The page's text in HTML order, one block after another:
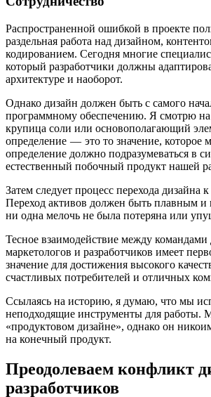
Распространенной ошибкой в проекте
раздельная работа над дизайном,
кодированием. Сегодня многие
который разработчики должны
архитектуре и наоборот.
Однако дизайн должен быть с самого
программному обеспечению. Я смотрю на
крупица соли или основополагающий
определение — это то значение, которое
определение должно подразумеваться в
естественный побочный продукт нашей
Затем следует процесс перехода дизайна
Переход активов должен быть плавным
ни одна мелочь не была потеряна или
Тесное взаимодействие между командами
маркетологов и разработчиков имеет
значение для достижения высокого
счастливых потребителей и отличных
Ссылаясь на историю, я думаю, что мы
неподходящие инструменты для работы.
«продуктовом дизайне», однако он
на конечный продукт.
Преодолеваем конфликт
разработчиков